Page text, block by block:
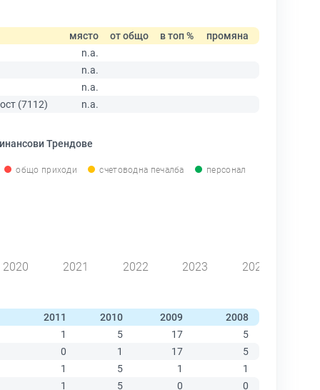
място от общо в топ %
промяна
n.a.
n.a.
n.a.
(7112)
n.a.
Трендове
общо приходи счетоводна печалба персонал
2020 2021 2022 2023 2024
2011 2010 2009 2008